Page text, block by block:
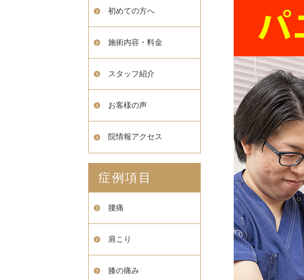
初めての方へ
施術内容・料金
スタッフ紹介
お客様の声
院情報アクセス
症例項目
腰痛
肩こり
膝の痛み